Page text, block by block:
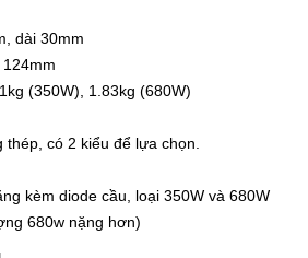
dài 30mm
(350W), 1.83kg (680W)
có 2 kiểu để lựa chọn.
kèm diode cầu, loại 350W và 680W
680w nặng hơn)